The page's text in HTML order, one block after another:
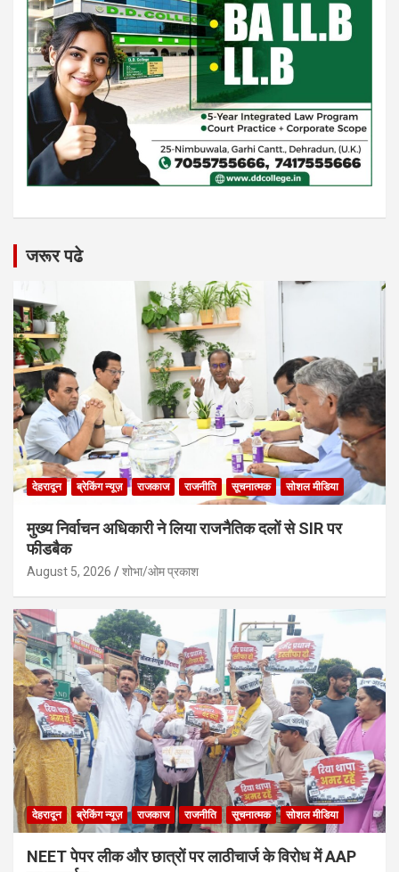
जरूर पढे
देहरादून ब्रेकिंग न्यूज़ राजकाज राजनीति सूचनात्मक सोशल मीडिया
मुख्य निर्वाचन अधिकारी ने लिया राजनैतिक दलों से SIR पर
फीडबैक
August 5, 2026 शोभा/ओम प्रकाश
देहरादून ब्रेकिंग न्यूज़ राजकाज राजनीति सूचनात्मक सोशल मीडिया
NEET पेपर लीक और छात्रों पर लाठीचार्ज के विरोध में AAP